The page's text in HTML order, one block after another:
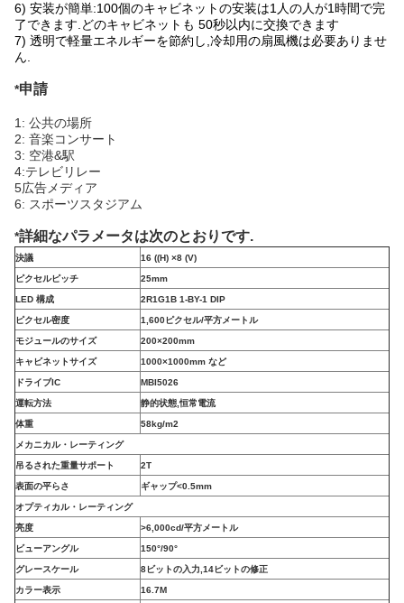
6) 安装が簡単:100個のキャビネットの安装は1人の人が1時間で完
了できます. どのキャビネットも 50秒以内に交換できます
7) 透明で軽量エネルギーを節約し,冷却用の扇風機は必要ありませ
ん.
*申請
1: 公共の場所
2: 音楽コンサート
3: 空港&駅
4:テレビリレー
5広告メディア
6: スポーツスタジアム
*詳細なパラメータは次のとおりです.
決議 16 ((H) ×8 (V)
ピクセルピッチ 25mm
LED 構成 2R1G1B 1-BY-1 DIP
ピクセル密度 1,600ピクセル/平方メートル
モジュールのサイズ 200×200mm
キャビネットサイズ 1000×1000mm など
ドライブIC MBI5026
運転方法 静的状態,恒常電流
体重 58kg/m2
メカニカル・レーティング
吊るされた重量サポート 2T
表面の平らさ ギャップ<0.5mm
オプティカル・レーティング
亮度 >6,000cd/平方メートル
ビューアングル 150°/90°
グレースケール 8ビットの入力,14ビットの修正
カラー表示 16.7M